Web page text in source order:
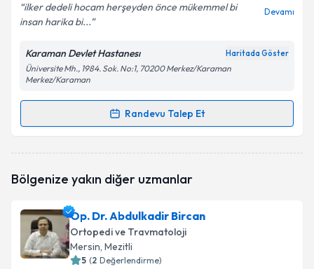
ilker dedeli hocam herşeyden önce mükemmel bi
insan harika bi...
Devamı
Karaman Devlet Hastanesı Haritada Göster
Üniversite Mh., 1984. Sok. No:1, 70200 Merkez/Karaman
Merkez/Karaman
Randevu Talep Et
Randevu Takvimi Talebi
oluşturun. Size bu uzmandan randevu almanız için bir
E-posta Adresiniz
Bölgenize yakın diğer uzmanlar
Op. Dr. Abdulkadir Bircan
Ortopedi ve Travmatoloji
Mersin, Mezitli
5 (2 Değerlendirme)